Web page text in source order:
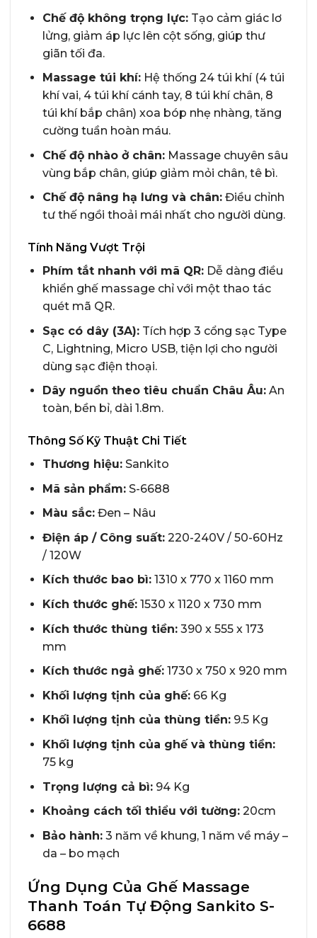
Chế độ không trọng lực:Tạo cảm giác lơ
lửng, giảm áp lực lên cột sống, giúp thư
giãn tối đa.
Massage túi khí:Hệ thống 24 túi khí (4 túi
khí vai, 4 túi khí cánh tay, 8 túi khí chân, 8
túi khí bắp chân) xoa bóp nhẹ nhàng, tăng
cường tuần hoàn máu.
Chế độ nhào ở chân:Massage chuyên sâu
vùng bắp chân, giúp giảm mỏi chân, tê bì.
Chế độ nâng hạ lưng và chân:Điều chỉnh
tư thế ngồi thoải mái nhất cho người dùng.
Tính Năng Vượt Trội
Phím tắt nhanh với mã QR:Dễ dàng điều
khiển ghế massage chỉ với một thao tác
quét mã QR.
Sạc có dây (3A):Tích hợp 3 cổng sạc Type
C, Lightning, Micro USB, tiện lợi cho người
dùng sạc điện thoại.
Dây nguồn theo tiêu chuẩn Châu Âu:An
toàn, bền bỉ, dài 1.8m.
Thông Số Kỹ Thuật Chi Tiết
Thương hiệu:Sankito
Mã sản phẩm:S-6688
Màu sắc:Đen – Nâu
Điện áp / Công suất:220-240V / 50-60Hz
/ 120W
Kích thước bao bì:1310 x 770 x 1160 mm
Kích thước ghế:1530 x 1120 x 730 mm
Kích thước thùng tiền:390 x 555 x 173
mm
Kích thước ngả ghế:1730 x 750 x 920 mm
Khối lượng tịnh của ghế:66 Kg
Khối lượng tịnh của thùng tiền:9.5 Kg
Khối lượng tịnh của ghế và thùng tiền:
75 kg
Trọng lượng cả bì:94 Kg
Khoảng cách tối thiểu với tường:20cm
Bảo hành:3 năm về khung, 1 năm về máy –
da – bo mạch
Ứng Dụng Của Ghế Massage
Thanh Toán Tự Động Sankito S-
6688